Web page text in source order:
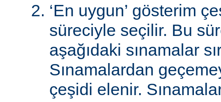
‘En uygun’ gösterim
süreciyle seçilir. Bu
aşağıdaki sınamalar
Sınamalardan
çeşidi elenir.